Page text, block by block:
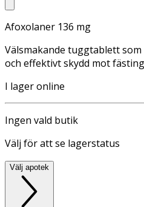
Afoxolaner 136 mg
Välsmakande tuggtablett
och effektivt skydd mot
I lager online
Ingen vald butik
Välj för att se lagerstatus
Välj apotek